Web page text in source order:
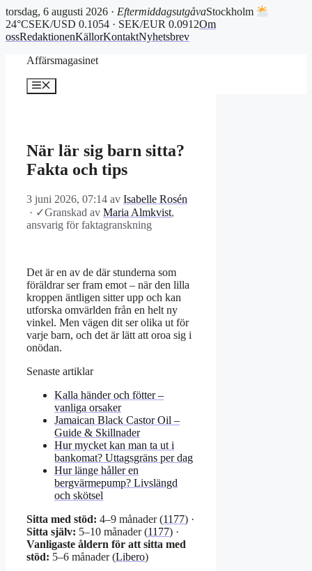
torsdag, 6 augusti 2026 · EftermiddagsutgåvaStockholm
24°CSEK/USD 0.1054 · SEK/EUR 0.0912Om
ossRedaktionenKällorKontaktNyhetsbrev
Affärsmagasinet
Meny
När lär sig barn sitta?
Fakta och tips
3 juni 2026, 07:14 av Isabelle Rosén
· ✓Granskad av Maria Almkvist,
ansvarig för faktagranskning
Det är en av de där stunderna som
föräldrar ser fram emot – när den lilla
kroppen äntligen sitter upp och kan
utforska omvärlden från en helt ny
vinkel. Men vägen dit ser olika ut för
varje barn, och det är lätt att oroa sig i
onödan.
Senaste artiklar
Kalla händer och fötter –
vanliga orsaker
Jamaican Black Castor Oil –
Guide & Skillnader
Hur mycket kan man ta ut i
bankomat? Uttagsgräns per dag
Hur länge håller en
bergvärmepump? Livslängd
och skötsel
Sitta med stöd: 4–9 månader (1177) ·
Sitta själv: 5–10 månader (1177) ·
Vanligaste åldern för att sitta med
stöd: 5–6 månader (Libero)